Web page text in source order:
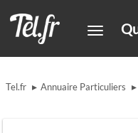
Tel.fr ▸ Annuaire Particuliers ▸